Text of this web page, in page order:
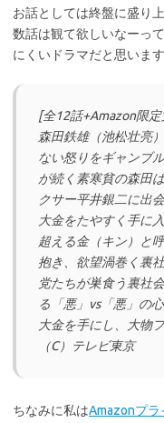
お話としては終盤に盛り
数話は観て欲しいなーっ
にくいドラマだと思います
[全12話+Amazon限
森田鉄雄（池松壮亮
ない怒りをギャンブ
が続く素寒貧の森田
クサー平井銀二に出
大金をたやすく手に
超える金（キン）と
抱き、欲望渦巻く裏
党たちが巣食う裏社
る「悪」vs「悪」の
大金を手にし、大物
（C）テレビ東京
ちなみに私はAmazonプラ